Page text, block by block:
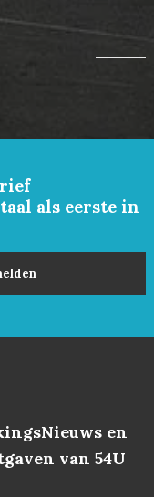
als eerste in
en
van 54U